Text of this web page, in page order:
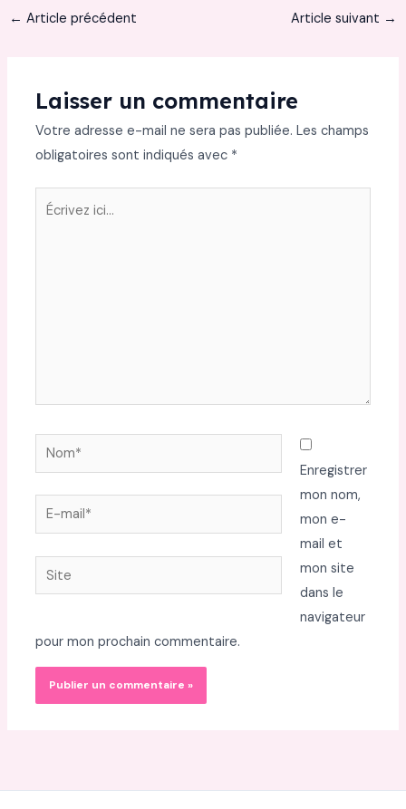
← Article précédent Article suivant →
Laisser un commentaire
Votre adresse e-mail ne sera pas publiée. Les champs
obligatoires sont indiqués avec *
Écrivez
Nom*
E-
mail*
Site
Enregistrer
mon nom,
mon e-
mail et
mon site
dans le
navigateur
pour mon prochain commentaire.